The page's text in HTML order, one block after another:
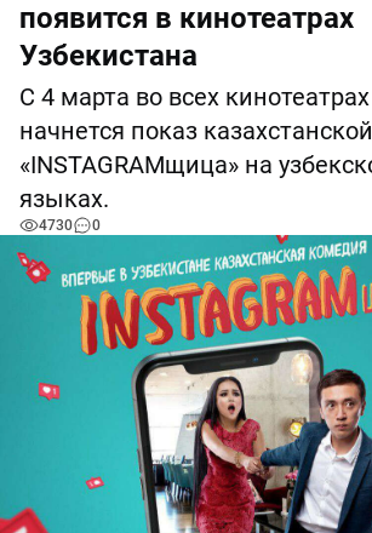
появится в кинотеатрах
Узбекистана
С 4 марта во всех
начнется показ
«INSTAGRAMщица» на
языках.
4730 0